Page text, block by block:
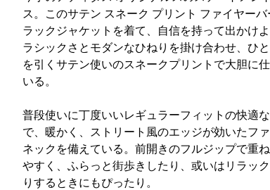
ス。このサテン スネーク プリント ファイヤーバ
ラックジャケットを着て、自信を持って出かけ
ラシックさとモダンなひねりを掛け合わせ、ひと
を引くサテン使いのスネークプリントで大胆に
いる。
普段使いに丁度いいレギュラーフィットの快適な
で、暖かく、ストリート風のエッジが効いたフ
ネックを備えている。前開きのフルジップで重
やすく、ふらっと街歩きしたり、或いはリラッ
りするときにもぴったり。